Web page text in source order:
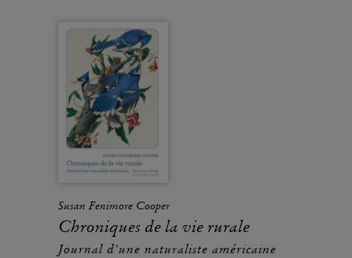
Susan Fenimore Cooper
Chroniques de la vie rurale
Journal d'une naturaliste américaine